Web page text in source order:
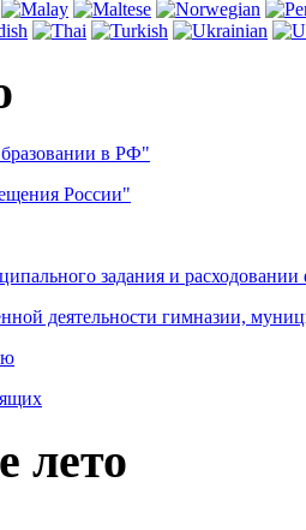
в РФ"
России"
задания и
деятельности гимназии,
лето